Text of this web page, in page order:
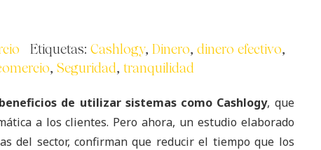
Etiquetas: Cashlogy, Dinero, dinero efectivo,
, Seguridad, tranquilidad
beneficios de utilizar sistemas como Cashlogy, que
a los clientes. Pero ahora, un estudio elaborado
del sector, confirman que reducir el tiempo que los